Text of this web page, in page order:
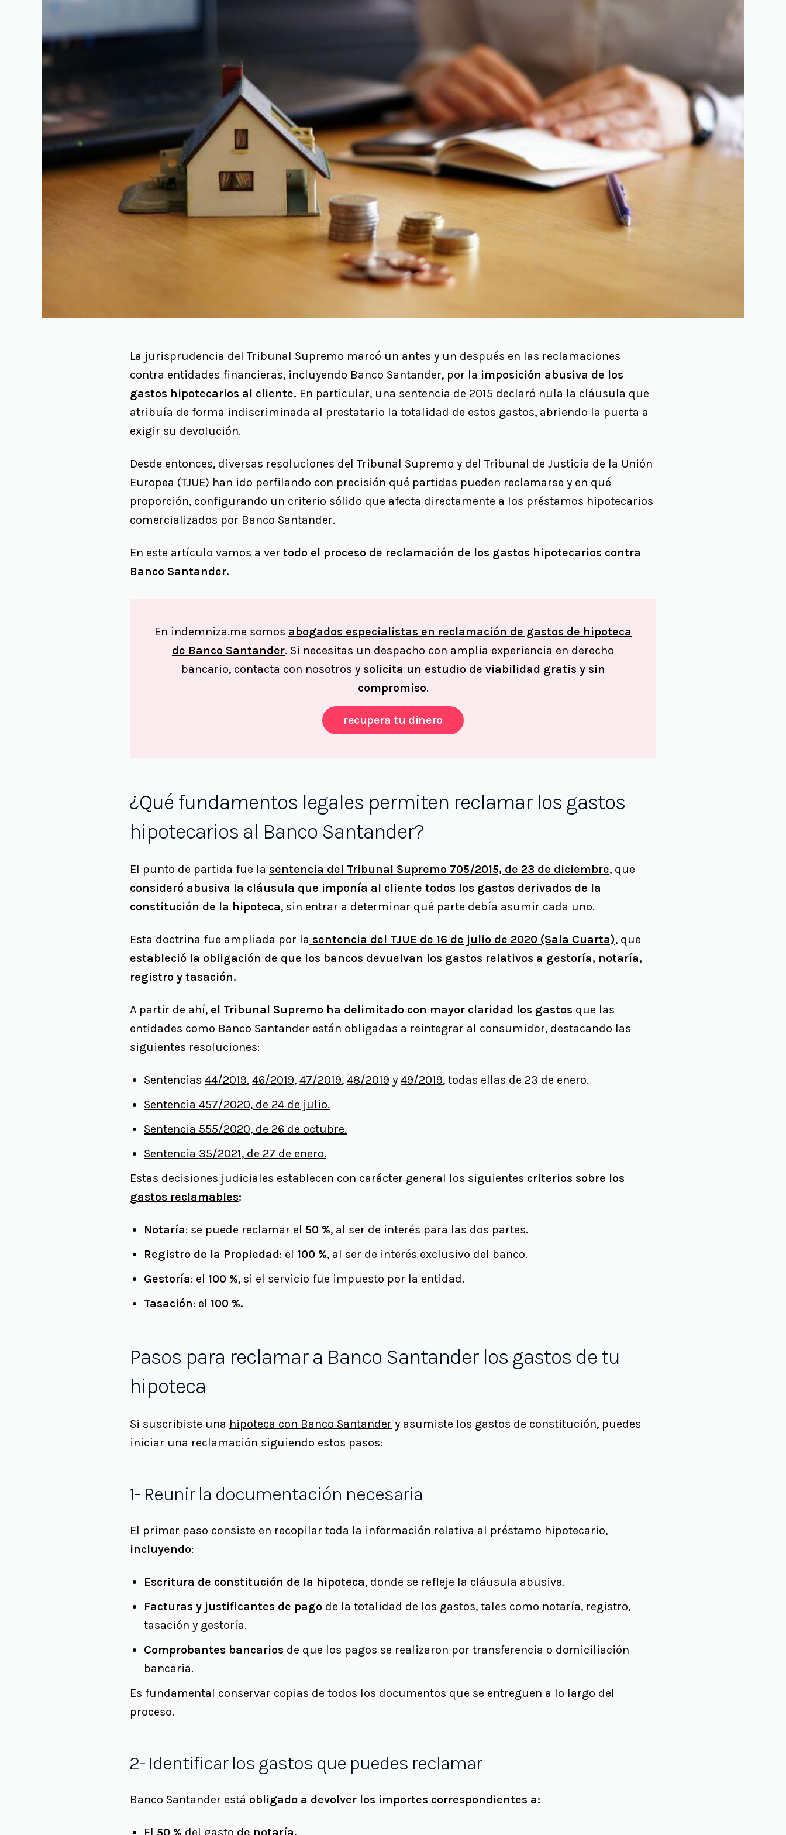
La jurisprudencia del Tribunal Supremo marcó un antes y un después en las reclamaciones
contra entidades financieras, incluyendo Banco Santander, por la imposición abusiva de los
gastos hipotecarios al cliente. En particular, una sentencia de 2015 declaró nula la cláusula que
atribuía de forma indiscriminada al prestatario la totalidad de estos gastos, abriendo la puerta a
exigir su devolución.
Desde entonces, diversas resoluciones del Tribunal Supremo y del Tribunal de Justicia de la Unión
Europea (TJUE) han ido perfilando con precisión qué partidas pueden reclamarse y en qué
proporción, configurando un criterio sólido que afecta directamente a los préstamos hipotecarios
comercializados por Banco Santander.
En este artículo vamos a ver todo el proceso de reclamación de los gastos hipotecarios contra
Banco Santander.
En indemniza.me somos abogados especialistas en reclamación de gastos de hipoteca
de Banco Santander. Si necesitas un despacho con amplia experiencia en derecho
bancario, contacta con nosotros y solicita un estudio de viabilidad gratis y sin
compromiso.
recupera tu dinero
¿Qué fundamentos legales permiten reclamar los gastos
hipotecarios al Banco Santander?
El punto de partida fue la sentencia del Tribunal Supremo 705/2015, de 23 de diciembre, que
consideró abusiva la cláusula que imponía al cliente todos los gastos derivados de la
constitución de la hipoteca, sin entrar a determinar qué parte debía asumir cada uno.
Esta doctrina fue ampliada por la sentencia del TJUE de 16 de julio de 2020 (Sala Cuarta), que
estableció la obligación de que los bancos devuelvan los gastos relativos a gestoría, notaría,
registro y tasación.
A partir de ahí, el Tribunal Supremo ha delimitado con mayor claridad los gastos que las
entidades como Banco Santander están obligadas a reintegrar al consumidor, destacando las
siguientes resoluciones:
Sentencias 44/2019, 46/2019, 47/2019, 48/2019 y 49/2019, todas ellas de 23 de enero.
Sentencia 457/2020, de 24 de julio.
Sentencia 555/2020, de 26 de octubre.
Sentencia 35/2021, de 27 de enero.
Estas decisiones judiciales establecen con carácter general los siguientes criterios sobre los
gastos reclamables:
Notaría: se puede reclamar el 50 %, al ser de interés para las dos partes.
Registro de la Propiedad: el 100 %, al ser de interés exclusivo del banco.
Gestoría: el 100 %, si el servicio fue impuesto por la entidad.
Tasación: el 100 %.
Pasos para reclamar a Banco Santander los gastos de tu
hipoteca
Si suscribiste una hipoteca con Banco Santander y asumiste los gastos de constitución, puedes
iniciar una reclamación siguiendo estos pasos:
1- Reunir la documentación necesaria
El primer paso consiste en recopilar toda la información relativa al préstamo hipotecario,
incluyendo:
Escritura de constitución de la hipoteca, donde se refleje la cláusula abusiva.
Facturas y justificantes de pago de la totalidad de los gastos, tales como notaría, registro,
tasación y gestoría.
Comprobantes bancarios de que los pagos se realizaron por transferencia o domiciliación
bancaria.
Es fundamental conservar copias de todos los documentos que se entreguen a lo largo del
proceso.
2- Identificar los gastos que puedes reclamar
Banco Santander está obligado a devolver los importes correspondientes a:
El 50 % del gasto de notaría.